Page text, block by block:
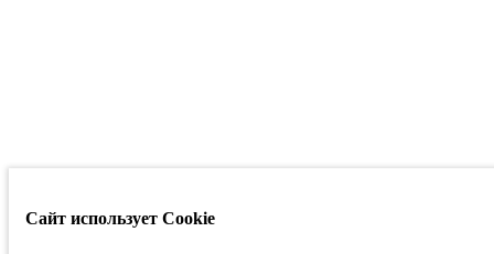
Сайт использует Cookie